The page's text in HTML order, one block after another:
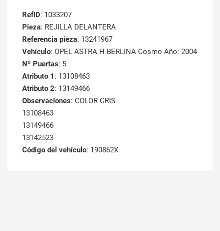
RefID: 1033207
Pieza: REJILLA DELANTERA
Referencia pieza: 13241967
Vehículo: OPEL ASTRA H BERLINA Cosmo Año: 2004
Nº Puertas: 5
Atributo 1 : 13108463
Atributo 2: 13149466
Observaciones: COLOR GRIS
13108463
13149466
13142523
Código del vehículo: 190862X